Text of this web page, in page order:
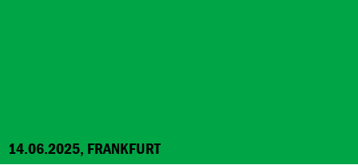
14.06.2025, FRANKFURT